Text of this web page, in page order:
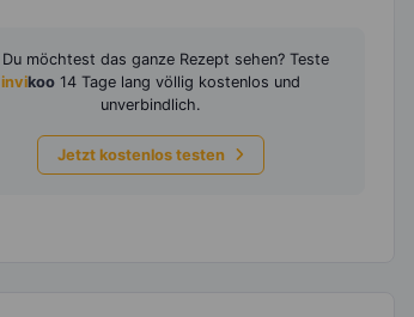
Du möchtest das ganze Rezept sehen? Teste
invikoo 14 Tage lang völlig kostenlos und
unverbindlich.
Jetzt kostenlos testen